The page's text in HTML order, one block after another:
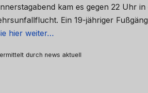
kam es gegen 22 Uhr
Ein 19-jähriger
hier weiter…
durch news aktuell